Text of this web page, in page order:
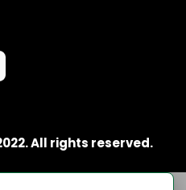
All rights reserved.